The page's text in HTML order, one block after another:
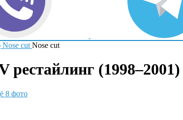
Nose cut Nose cut
рестайлинг
8 фото